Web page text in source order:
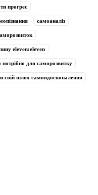
прогрес
самоаналіз
eleven:eleven
для саморозвитку
свій шлях самовдосконалення